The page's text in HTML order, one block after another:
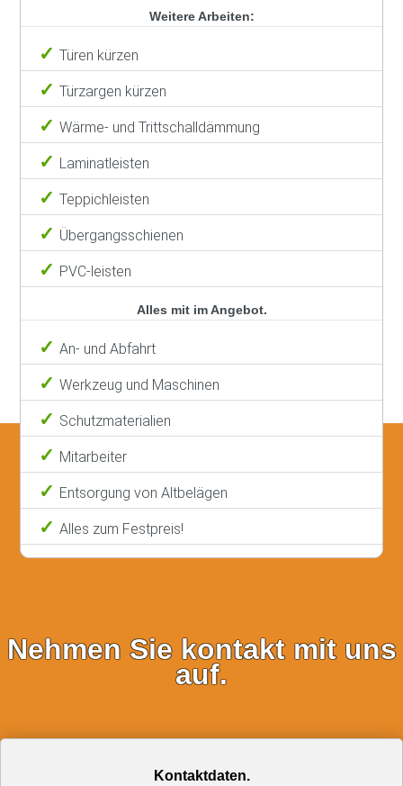
Weitere Arbeiten:
Türen kürzen
Türzargen kürzen
Wärme- und Trittschalldämmung
Laminatleisten
Teppichleisten
Übergangsschienen
PVC-leisten
Alles mit im Angebot.
An- und Abfahrt
Werkzeug und Maschinen
Schutzmaterialien
Mitarbeiter
Entsorgung von Altbelägen
Alles zum Festpreis!
Nehmen Sie kontakt mit uns
auf.
Kontaktdaten.